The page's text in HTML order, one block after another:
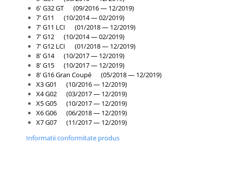
Cutie viteze
Kit revizie
Suport cutie
DIFERENTIAL
Bieletă directie
Cap de bara
Casetă directie
Scut caseta
6' G32 GT (09/2016 — 12/2019)
7' G11 (10/2014 — 02/2019)
7' G11 LCI (01/2018 — 12/2019)
7' G12 (10/2014 — 02/2019)
7' G12 LCI (01/2018 — 12/2019)
8' G14 (10/2017 — 12/2019)
8' G15 (10/2017 — 12/2019)
8' G16 Gran Coupé (05/2018 — 12/2019)
X3 G01 (10/2016 — 12/2019)
X4 G02 (03/2017 — 12/2019)
X5 G05 (10/2017 — 12/2019)
X6 G06 (06/2018 — 12/2019)
X7 G07 (11/2017 — 12/2019)
Informatii conformitate produs